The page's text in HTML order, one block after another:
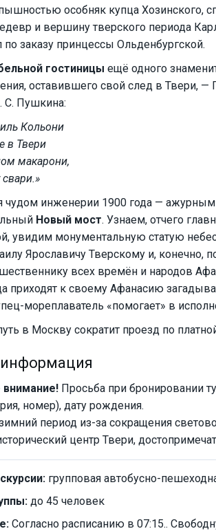
особняк купца Хозинского,
и вершину тверского периода
по заказу принцессы Ольденбургской.
гостиницы ещё одного
оставившего свой след в Твери,
С. Пушкина:
Кольони
в Твери
макарони,
чудом инженерии 1900 года — ажурным
Новый мост. Узнаем, отчего
увидим монументальную статую
Ярославичу Тверскому и, конечно,
всех времён и народов
приходят к своему Афанасию
мореплаватель «помогает» в
в Москву сократит проезд по
внимание! Просьба при бронировании
номер), дату рождения.
период из-за сокращения
центр Твери,
групповая автобусно-
до 45 человек
Согласно расписанию в 07:15..